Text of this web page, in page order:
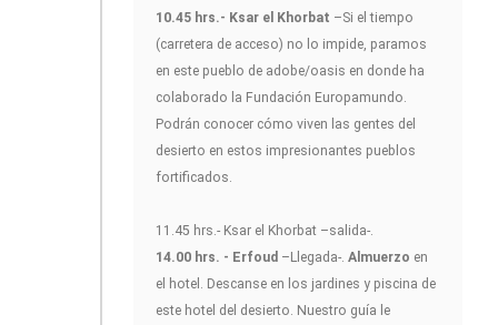
10.45 hrs.- Ksar el Khorbat –Si el tiempo
(carretera de acceso) no lo impide, paramos
en este pueblo de adobe/oasis en donde ha
colaborado la Fundación Europamundo.
Podrán conocer cómo viven las gentes del
desierto en estos impresionantes pueblos
fortificados.
11.45 hrs.- Ksar el Khorbat –salida-.
14.00 hrs. - Erfoud –Llegada-. Almuerzo en
el hotel. Descanse en los jardines y piscina de
este hotel del desierto. Nuestro guía le